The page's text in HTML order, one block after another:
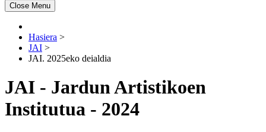
Close Menu
Hasiera >
JAI >
JAI. 2025eko deialdia
JAI - Jardun Artistikoen
Institutua - 2024